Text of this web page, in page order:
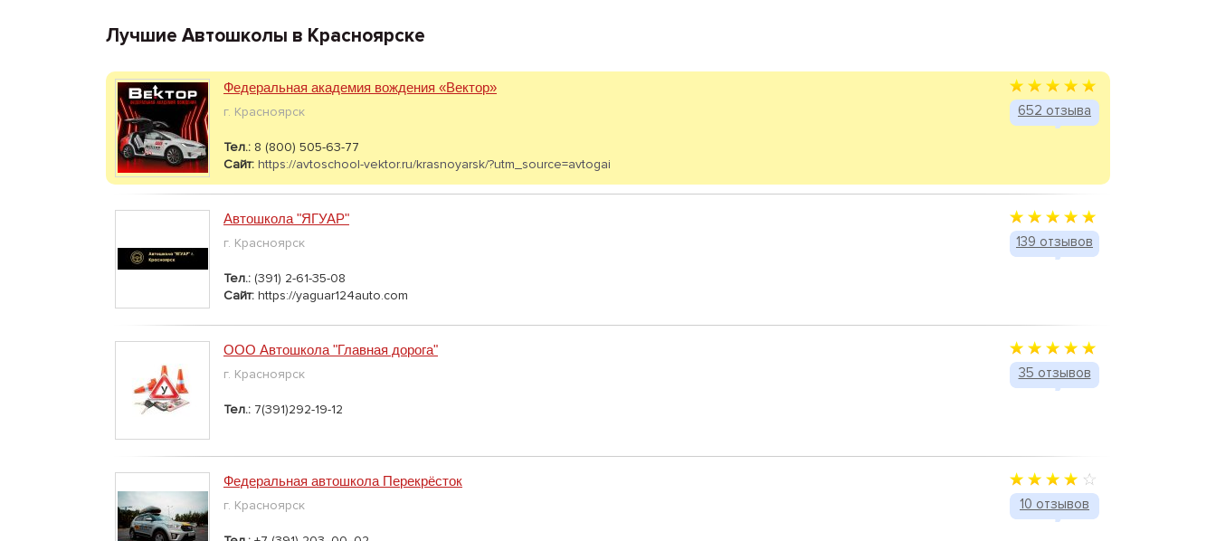
Лучшие Автошколы в Красноярске
652 отзыва
Федеральная академия вождения «Вектор»
г. Красноярск
Тел.: 8 (800) 505-63-77
Сайт: https://avtoschool-vektor.ru/krasnoyarsk/?utm_source=avtogai
139 отзывов
Автошкола "ЯГУАР"
г. Красноярск
Тел.: (391) 2-61-35-08
Сайт: https://yaguar124auto.com
35 отзывов
ООО Автошкола "Главная дорога"
г. Красноярск
Тел.: 7(391)292-19-12
10 отзывов
Федеральная автошкола Перекрёсток
г. Красноярск